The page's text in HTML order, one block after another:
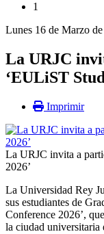
1
Lunes 16 de Marzo
La URJC
‘EULiST
Imprimir
La URJC invita a
2026’
La Universidad Rey
sus estudiantes de
Conference 2026’,
la ciudad universitaria